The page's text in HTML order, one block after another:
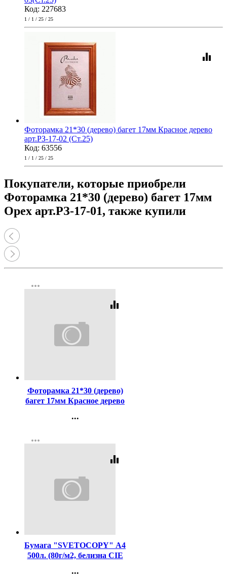
Код: 227683
1 / 1 / 25 / 25
equalizer
Фоторамка 21*30 (дерево) багет 17мм Красное дерево
арт.РЗ-17-02 (Ст.25)
Код: 63556
1 / 1 / 25 / 25
Покупатели, которые приобрели
Фоторамка 21*30 (дерево) багет 17мм
Орех арт.РЗ-17-01, также купили
more_horiz
equalizer
Фоторамка 21*30 (дерево)
багет 17мм Красное дерево
...
Регистрация
more_horiz
equalizer
Бумага "SVETOCOPY" А4
500л. (80г/м2, белизна CIE
(Ст.5)
...